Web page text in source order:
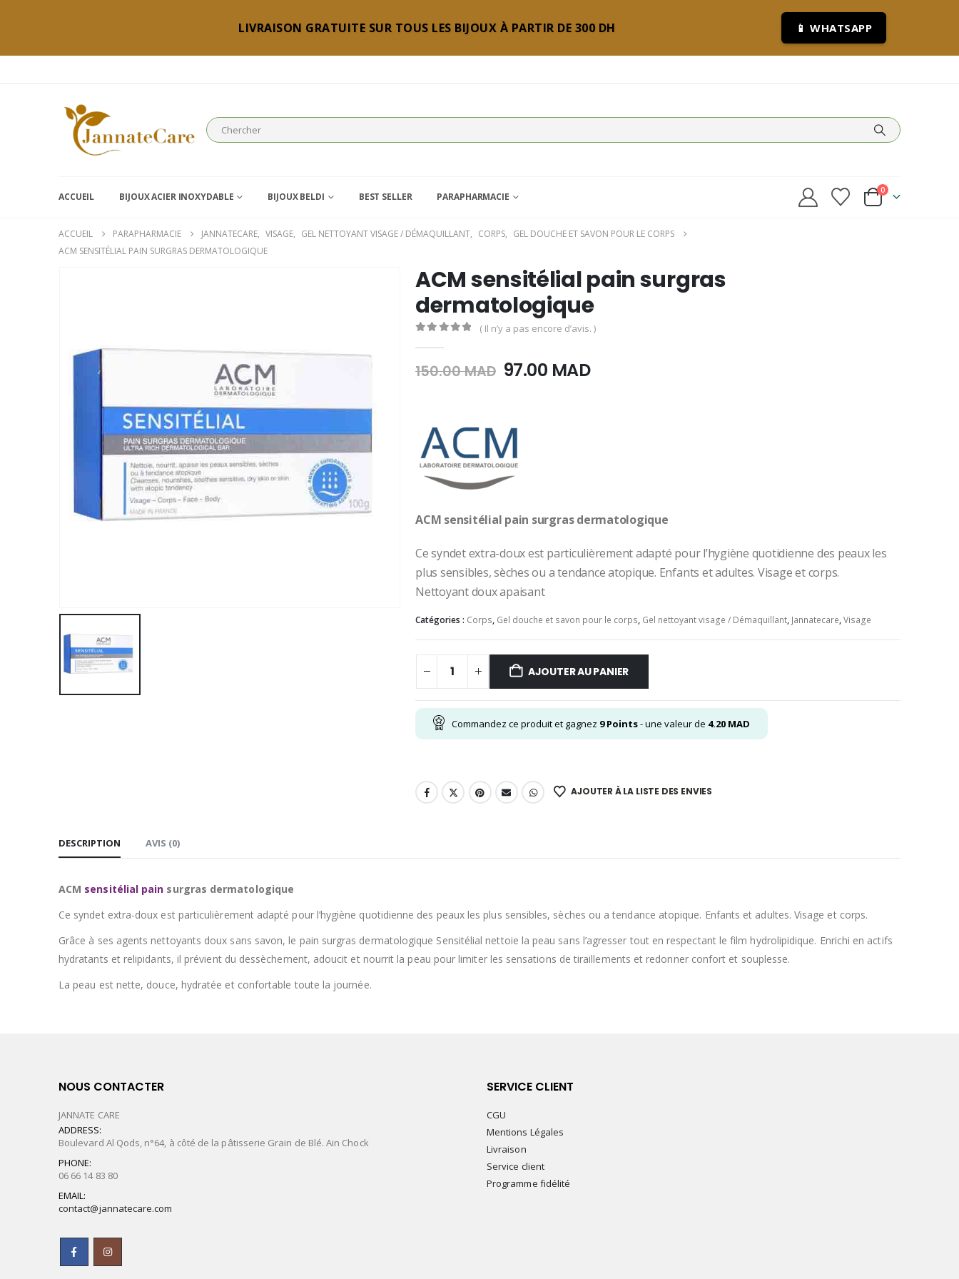
LIVRAISON GRATUITE SUR TOUS LES BIJOUX À PARTIR DE 300 DH 📱 WHATSAPP
ACCUEIL BIJOUX ACIER INOXYDABLE BIJOUX BELDI BEST SELLER PARAPHARMACIE
0
ACCUEIL PARAPHARMACIE JANNATECARE, VISAGE, GEL NETTOYANT VISAGE / DÉMAQUILLANT, CORPS, GEL DOUCHE ET SAVON POUR LE CORPS
ACM SENSITÉLIAL PAIN SURGRAS DERMATOLOGIQUE
ACM sensitélial pain surgras
dermatologique
( Il n’y a pas encore d’avis. )
150.00MAD Le
150.00
MAD.
97.00 MADLe
ACM sensitélial pain surgras dermatologique
Ce syndet extra-doux est particulièrement adapté pour l’hygiène quotidienne des peaux les
plus sensibles, sèches ou a tendance atopique. Enfants et adultes. Visage et corps.
Nettoyant doux apaisant
Catégories : Corps, Gel douche et savon pour le corps, Gel nettoyant visage / Démaquillant, Jannatecare,Visage
AJOUTER AU PANIER
Commandez ce produit et gagnez 9Points- une valeur de 4.20 MAD
AJOUTER À LA LISTE DES ENVIES
DESCRIPTION AVIS (0)
ACM sensitélial pain surgras dermatologique
Ce syndet extra-doux est particulièrement adapté pour l’hygiène quotidienne des peaux les plus sensibles, sèches ou a tendance atopique. Enfants et adultes. Visage et corps.
Grâce à ses agents nettoyants doux sans savon, le pain surgras dermatologique Sensitélial nettoie la peau sans l’agresser tout en respectant le film hydrolipidique. Enrichi en actifs
hydratants et relipidants, il prévient du dessèchement, adoucit et nourrit la peau pour limiter les sensations de tiraillements et redonner confort et souplesse.
La peau est nette, douce, hydratée et confortable toute la journée.
NOUS CONTACTER
JANNATE CARE
ADDRESS:
Boulevard Al Qods, n°64, à côté de la pâtisserie Grain de Blé. Ain Chock
PHONE:
06 66 14 83 80
EMAIL:
contact@jannatecare.com
SERVICE CLIENT
CGU
Mentions Légales
Livraison
Service client
Programme fidélité